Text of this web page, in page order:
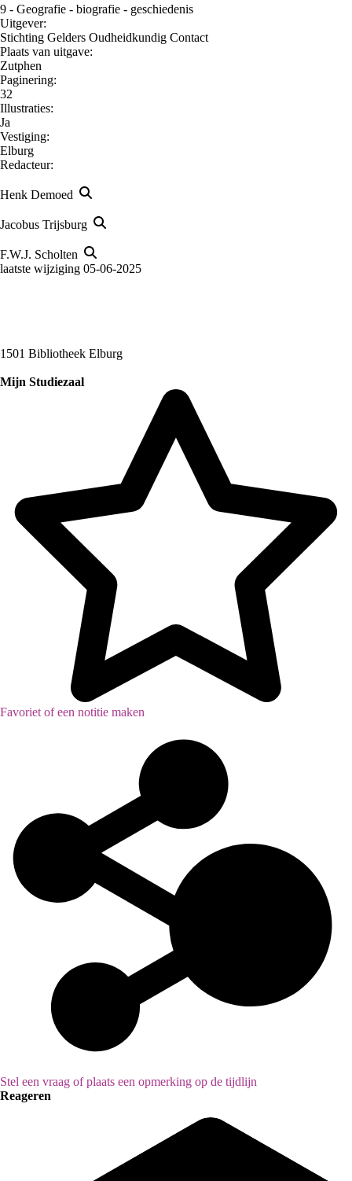
9 - Geografie - biografie - geschiedenis
Uitgever:
Stichting Gelders Oudheidkundig Contact
Plaats van uitgave:
Zutphen
Paginering:
32
Illustraties:
Ja
Vestiging:
Elburg
Redacteur:
Henk Demoed
Jacobus Trijsburg
F.W.J. Scholten
laatste wijziging 05-06-2025
1501 Bibliotheek Elburg
Mijn Studiezaal
Favoriet of een notitie maken
Stel een vraag of plaats een opmerking op de tijdlijn
Reageren